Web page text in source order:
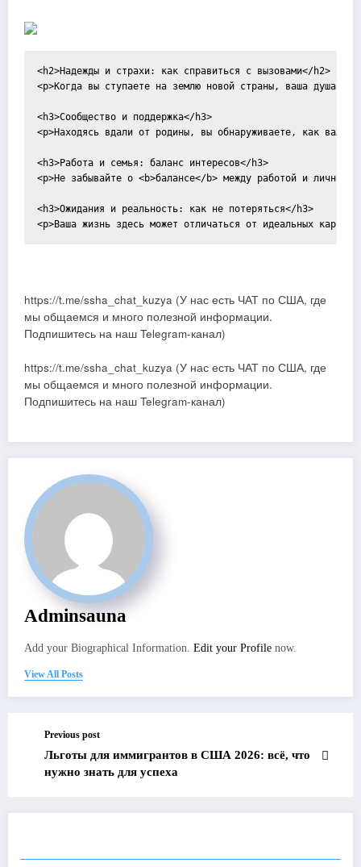
<h2>Надежды и страхи: как справиться с вызовами</h2>
<p>Когда вы ступаете на землю новой страны, ваша душа
<h3>Сообщество и поддержка</h3>
<p>Находясь вдали от родины, вы обнаруживаете, как
<h3>Работа и семья: баланс интересов</h3>
<p>Не забывайте о <b>балансе</b> между работой и
<h3>Ожидания и реальность: как не потеряться</h3>
https://t.me/ssha_chat_kuzya (У нас есть ЧАТ по США, где
мы общаемся и много полезной информации.
Подпишитесь на наш Telegram-канал)
https://t.me/ssha_chat_kuzya (У нас есть ЧАТ по США, где
мы общаемся и много полезной информации.
Подпишитесь на наш Telegram-канал)
Adminsauna
Add your Biographical Information. Edit your Profile now.
View All Posts
Previous post
Льготы для иммигрантов в США 2026: всё, что
нужно знать для успеха